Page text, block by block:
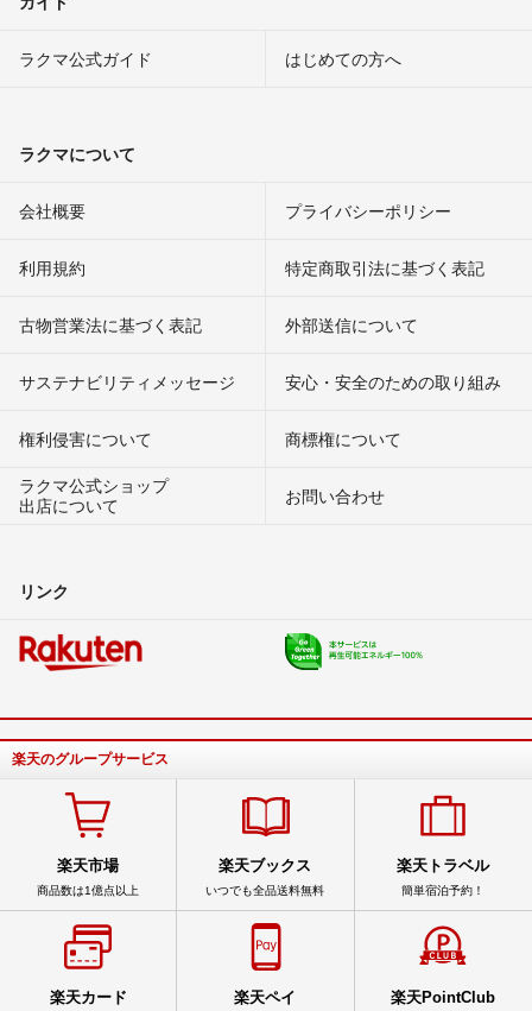
ラクマ公式ガイド はじめての方へ
ラクマについて
会社概要 プライバシーポリシー
利用規約 特定商取引法に基づく表記
古物営業法に基づく表記 外部送信について
サステナビリティメッセージ 安心・安全のための取り組み
権利侵害について
商標権について
ラクマ公式ショップ
出店について
お問い合わせ
リンク
楽天のグループサービス
楽天市場
商品数は1億点以上
楽天ブックス
いつでも全品送料無料
楽天トラベル
簡単宿泊予約！
楽天カード 楽天ペイ 楽天PointClub